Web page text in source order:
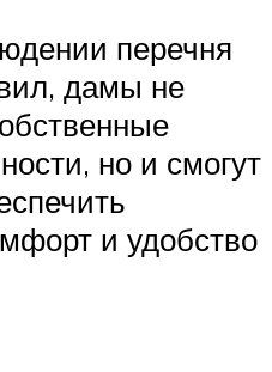
перечня
дамы не
но и смогут
и удобство